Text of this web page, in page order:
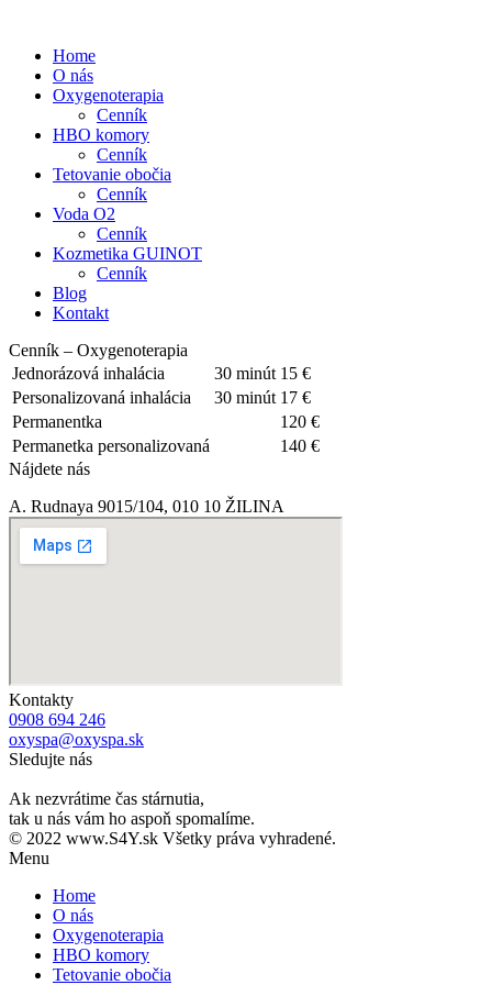
Home
O nás
Oxygenoterapia
Cenník
HBO komory
Cenník
Tetovanie obočia
Cenník
Voda O2
Cenník
Kozmetika GUINOT
Cenník
Blog
Kontakt
Cenník – Oxygenoterapia
Jednorázová inhalácia
30 minút 15 €
Personalizovaná inhalácia
30 minút 17 €
Permanentka
120 €
Permanetka personalizovaná
140 €
Nájdete nás
A. Rudnaya 9015/104, 010 10 ŽILINA
Kontakty
0908 694 246
oxyspa@oxyspa.sk
Sledujte nás
Ak nezvrátime čas stárnutia,
tak u nás vám ho aspoň spomalíme.
© 2022 www.S4Y.sk Všetky práva vyhradené.
Menu
Home
O nás
Oxygenoterapia
HBO komory
Tetovanie obočia